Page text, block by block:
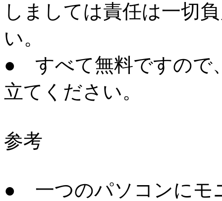
しましては責任は一切
い。
● すべて無料ですので
立てください。
参考
● 一つのパソコンにモ